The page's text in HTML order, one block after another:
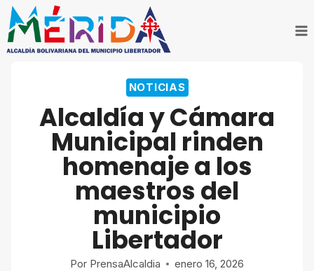
Saltar
contenido
NOTICIAS
Alcaldía y Cámara
Municipal rinden
homenaje a los
maestros del
municipio
Libertador
Por PrensaAlcaldia enero 16, 2026